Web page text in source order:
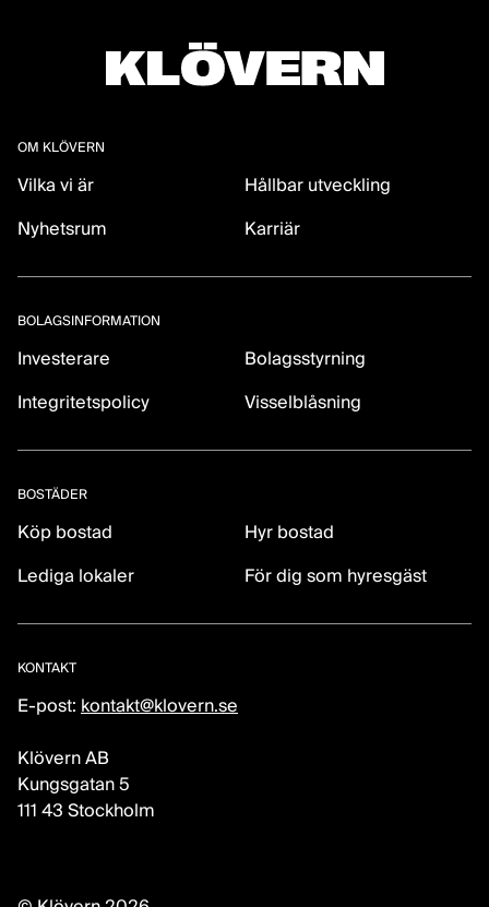
OM KLÖVERN
Vilka vi är
Hållbar utveckling
Nyhetsrum
Karriär
BOLAGSINFORMATION
Investerare
Bolagsstyrning
Integritetspolicy
Visselblåsning
BOSTÄDER
Köp bostad
Hyr bostad
Lediga lokaler
För dig som hyresgäst
KONTAKT
E-post: kontakt@klovern.se
Klövern AB
Kungsgatan 5
111 43 Stockholm